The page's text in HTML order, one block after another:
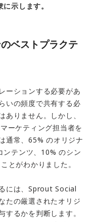
示します。
ベストプラクテ
ーションする必要があ
いの頻度で共有する必
りません。しかし、
ーケティング担当者を
通常、65% のオリジナ
ンテンツ、10% のシン
とがわかりました。
には、Sprout Social
たの厳選されたオリジ
るかを判断します。